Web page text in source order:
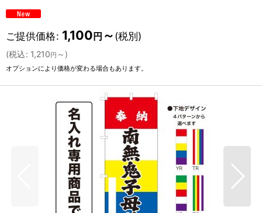
ご提供価格: 1,100 円 ～(税別)
(税込: 1,210 円 ～ )
オプションにより価格が変わる場合もあります。